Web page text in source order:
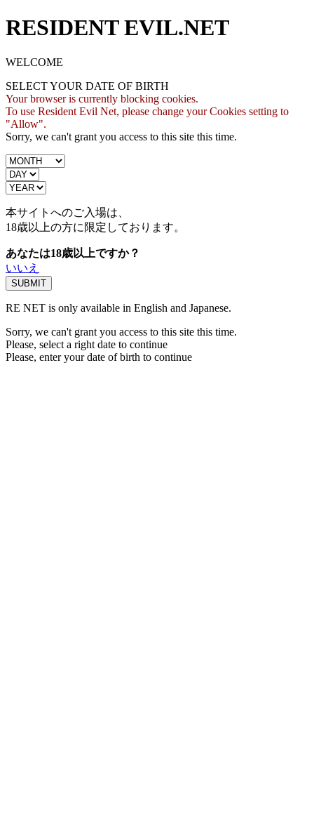
RESIDENT EVIL.NET
WELCOME
SELECT YOUR DATE OF BIRTH
Your browser is currently blocking cookies.
To use Resident Evil Net, please change your Cookies setting to
"Allow".
Sorry, we can't grant you access to this site this time.
本サイトへのご入場は、
18歳以上の方に限定しております。
あなたは18歳以上ですか？
いいえ
RE NET is only available in English and Japanese.
Sorry, we can't grant you access to this site this time.
Please, select a right date to continue
Please, enter your date of birth to continue